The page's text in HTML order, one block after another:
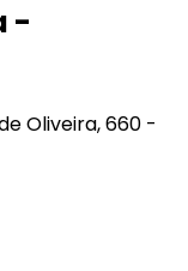
-
Oliveira, 660 -